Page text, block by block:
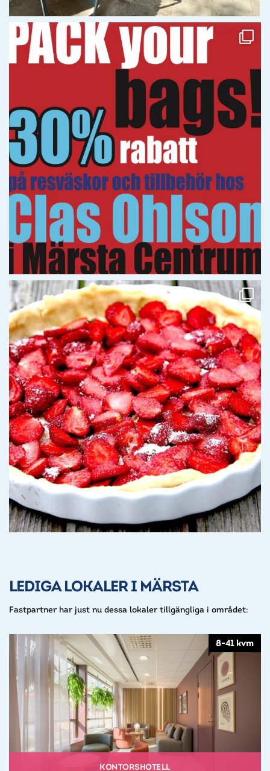
LEDIGA LOKALER I MÄRSTA
Fastpartner har just nu dessa lokaler tillgängliga i området:
8-41 kvm
KONTORSHOTELL